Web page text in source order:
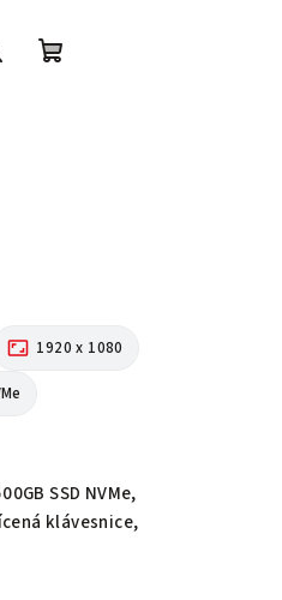
aspect_ratio 1920 x 1080
SSD NVMe,
klávesnice,